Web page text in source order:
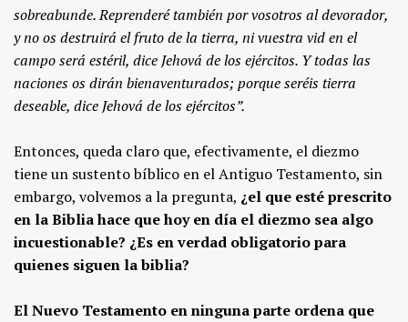
sobreabunde. Reprenderé también por vosotros al devorador,
y no os destruirá el fruto de la tierra, ni vuestra vid en el
campo será estéril, dice Jehová de los ejércitos. Y todas las
naciones os dirán bienaventurados; porque seréis tierra
deseable, dice Jehová de los ejércitos”.
Entonces, queda claro que, efectivamente, el diezmo
tiene un sustento bíblico en el Antiguo Testamento, sin
embargo, volvemos a la pregunta, ¿el que esté prescrito
en la Biblia hace que hoy en día el diezmo sea algo
incuestionable? ¿Es en verdad obligatorio para
quienes siguen la biblia?
El Nuevo Testamento en ninguna parte ordena que